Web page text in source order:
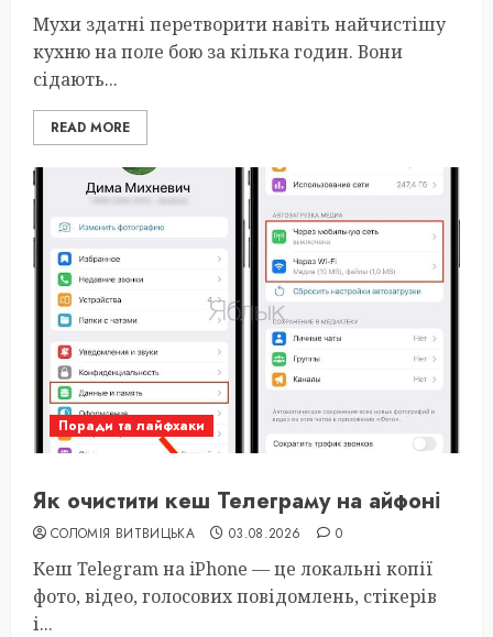
Мухи здатні перетворити навіть найчистішу
кухню на поле бою за кілька годин. Вони
сідають...
READ MORE
Поради та лайфхаки
Як очистити кеш Телеграму на айфоні
СОЛОМІЯ ВИТВИЦЬКА 03.08.2026 0
Кеш Telegram на iPhone — це локальні копії
фото, відео, голосових повідомлень, стікерів
і...